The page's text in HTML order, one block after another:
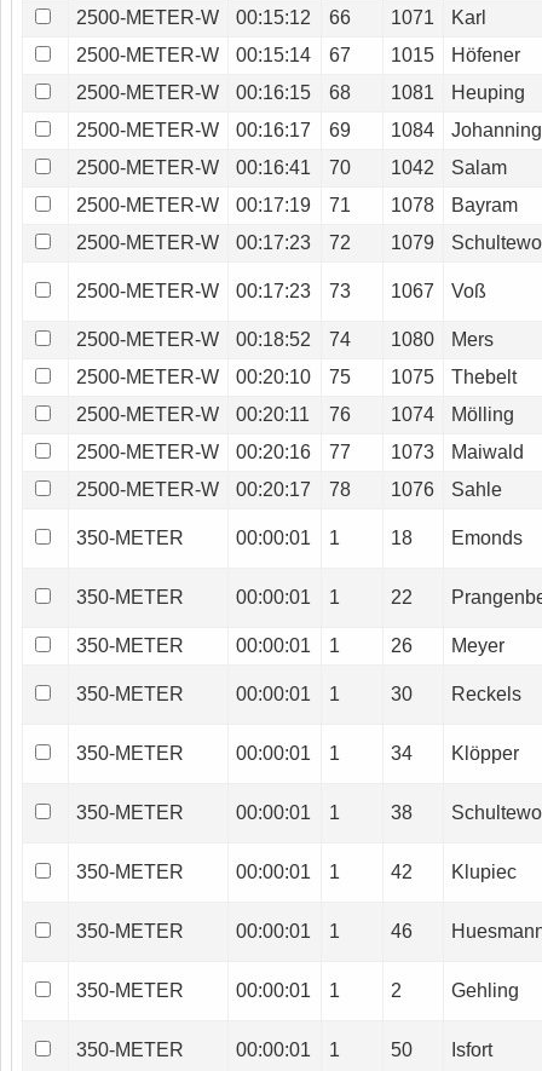
2500-METER-W
00:15:12 66 1071
Karl
2500-METER-W
00:15:14 67 1015
Höfener
2500-METER-W
00:16:15 68 1081
Heuping
2500-METER-W
00:16:17 69 1084
2500-METER-W
00:16:41 70 1042
Salam
2500-METER-W
00:17:19 71 1078
Bayram
2500-METER-W
00:17:23 72 1079
2500-METER-W 00:17:23 73 1067 Voß
2500-METER-W 00:18:52 74 1080
Mers
2500-METER-W
00:20:10 75 1075
Thebelt
2500-METER-W
00:20:11 76 1074
Mölling
2500-METER-W
00:20:16 77 1073
Maiwald
2500-METER-W
00:20:17 78 1076 Sahle
350-METER 00:00:01 1 18 Emonds
350-METER 00:00:01 1 22
350-METER 00:00:01 1 26 Meyer
350-METER 00:00:01 1 30 Reckels
350-METER 00:00:01 1 34 Klöpper
350-METER 00:00:01 1 38
350-METER 00:00:01 1 42 Klupiec
350-METER 00:00:01 1 46
350-METER 00:00:01 1 2 Gehling
350-METER 00:00:01 1 50 Isfort